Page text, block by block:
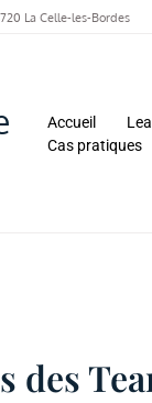
La Celle-les-Bordes
Accueil
Cas pratiques
des